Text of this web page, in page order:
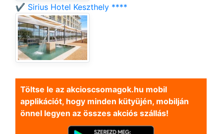
✔️ Sirius Hotel Keszthely ****
Töltse le az akcioscsomagok.hu mobil
applikációt, hogy minden kütyüjén, mobilján
önnel legyen az összes akciós szállás!